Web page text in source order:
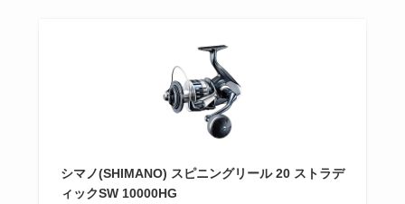
シマノ(SHIMANO) スピニングリール 20 ストラデ
ィックSW 10000HG